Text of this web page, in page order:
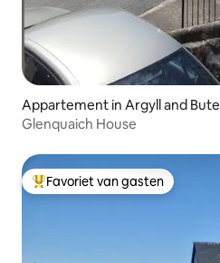
Appartement in Argyll and Bute
Glenquaich House
Topfavoriet van gasten
Favoriet van gasten